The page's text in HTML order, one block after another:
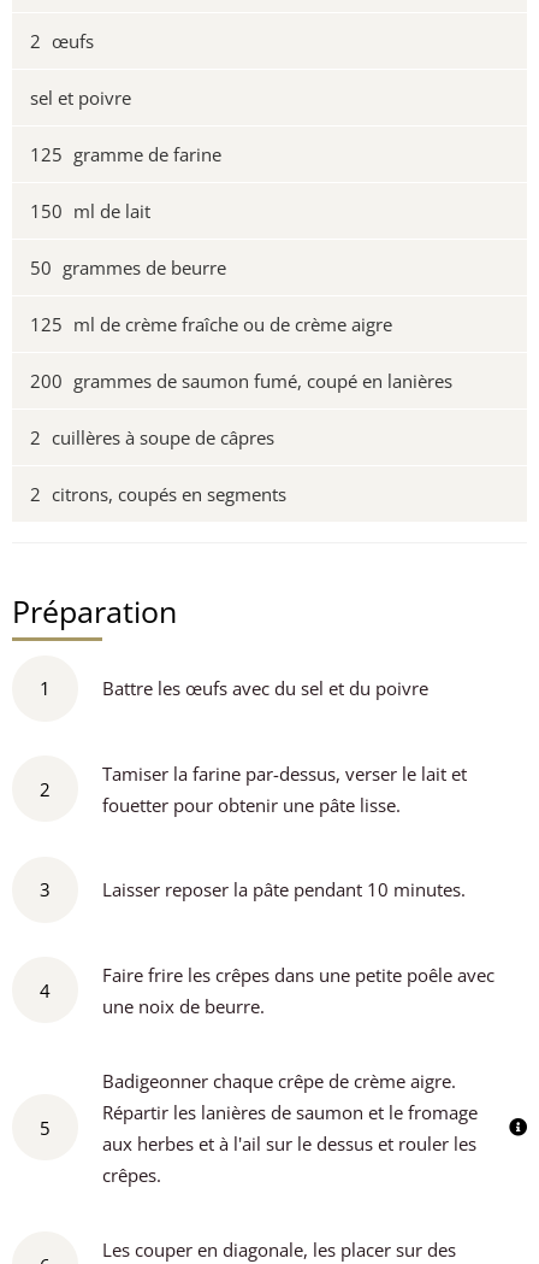
2 œufs
sel et poivre
125 gramme de farine
150 ml de lait
50 grammes de beurre
125 ml de crème fraîche ou de crème aigre
200 grammes de saumon fumé, coupé en lanières
2 cuillères à soupe de câpres
2 citrons, coupés en segments
Préparation
1 Battre les œufs avec du sel et du poivre
2
Tamiser la farine par-dessus, verser le lait et
fouetter pour obtenir une pâte lisse.
3 Laisser reposer la pâte pendant 10 minutes.
4
Faire frire les crêpes dans une petite poêle avec
une noix de beurre.
5
Badigeonner chaque crêpe de crème aigre.
Répartir les lanières de saumon et le fromage
aux herbes et à l'ail sur le dessus et rouler les
crêpes.
Les couper en diagonale, les placer sur des